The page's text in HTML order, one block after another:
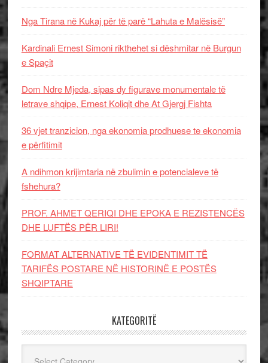
Nga Tirana në Kukaj për të parë “Lahuta e Malësisë”
Kardinali Ernest Simoni rikthehet si dëshmitar në Burgun
e Spaçit
Dom Ndre Mjeda, sipas dy figurave monumentale të
letrave shqipe, Ernest Koliqit dhe At Gjergj Fishta
36 vjet tranzicion, nga ekonomia prodhuese te ekonomia
e përfitimit
A ndihmon krijimtaria në zbulimin e potencialeve të
fshehura?
PROF. AHMET QERIQI DHE EPOKA E REZISTENCЁS
DHE LUFTЁS PЁR LIRI!
FORMAT ALTERNATIVE TË EVIDENTIMIT TË
TARIFËS POSTARE NË HISTORINË E POSTËS
SHQIPTARE
KATEGORITË